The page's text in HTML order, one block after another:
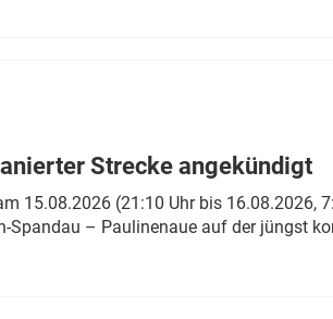
Strecke angekündigt
15.08.2026 (21:10 Uhr bis 16.08.2026,
Spandau – Paulinenaue auf der jüngst